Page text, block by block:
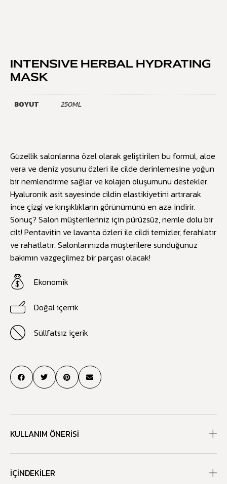
INTENSIVE HERBAL HYDRATING
MASK
BOYUT 250ML
Güzellik salonlarına özel olarak geliştirilen bu formül, aloe
vera ve deniz yosunu özleri ile cilde derinlemesine yoğun
bir nemlendirme sağlar ve kolajen oluşumunu destekler.
Hyaluronik asit sayesinde cildin elastikiyetini artırarak
ince çizgi ve kırışıklıkların görünümünü en aza indirir.
Sonuç? Salon müşterileriniz için pürüzsüz, nemle dolu bir
cilt! Pentavitin ve lavanta özleri ile cildi temizler, ferahlatır
ve rahatlatır. Salonlarınızda müşterilere sunduğunuz
bakımın vazgeçilmez bir parçası olacak!
Ekonomik
Doğal içerrik
Süllfatsız içerik
KULLANIM ÖNERISI
İÇINDEKILER